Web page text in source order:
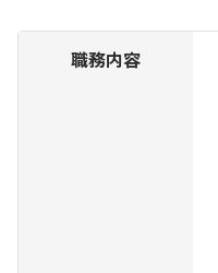
職務内容